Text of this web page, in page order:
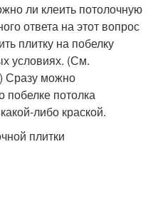
ли клеить потолочную
ответа на этот вопрос
плитку на побелку
условиях. (См.
Сразу можно
побелке потолка
либо краской.
плитки